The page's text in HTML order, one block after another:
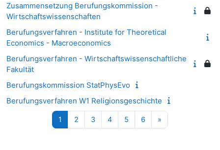
Zusammensetzung Berufungskommission -
Wirtschaftswissenschaften
Berufungsverfahren - Institute for Theoretical
Economics - Macroeconomics
Berufungsverfahren - Wirtschaftswissenschaftliche
Fakultät
Berufungskommission StatPhysEvo
Berufungsverfahren W1 Religionsgeschichte
1 Seite 1
2 Seite 2
3Seite 3
4Seite 4
5 Seite 5
6Seite 6
»